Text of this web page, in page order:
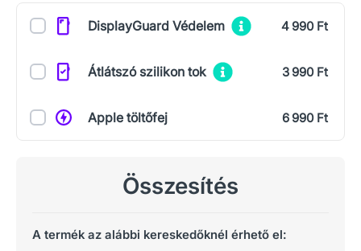
KiegészítőkDisplayGuard Védelem 4 990 Ft
Átlátszó szilikon tok 3 990 Ft
Apple töltőfej 6 990 Ft
Összesítés
A termék az alábbi kereskedőknél érhető el: